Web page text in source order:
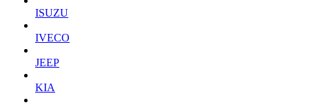
ISUZU
IVECO
JEEP
KIA